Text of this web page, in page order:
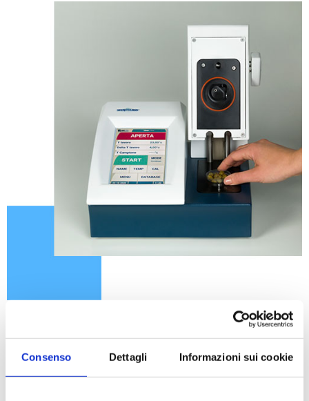
Consenso Dettagli Informazioni sui cookie
In sintesi, anche se si producono alimenti confezionati
e non si è in grado di dotarsi di sofisticati laboratori
chimici e batteriologici, un semplicemisuratore di
aWsempre a disposizione puòridurre del 90% i